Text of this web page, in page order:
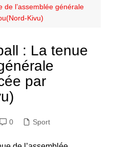
de l’assemblée générale
Kivu)
: La tenue
par
0 Sport